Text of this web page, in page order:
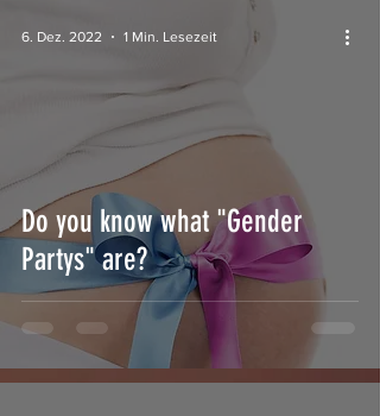
Do you know what "Gender
Partys" are?
6. Dez. 2022 1 Min. Lesezeit